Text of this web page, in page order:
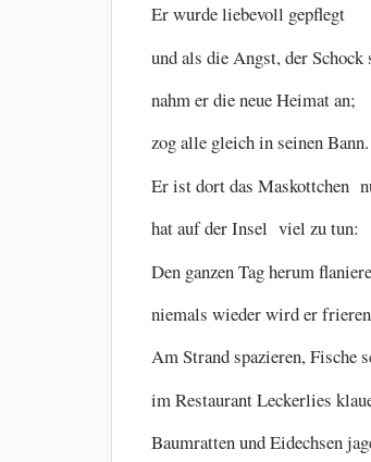
Er wurde liebevoll gepflegt
und als die Angst, der Schock
nahm er die neue Heimat an;
zog alle gleich in seinen Bann.
Er ist dort das Maskottchen
hat auf der Insel viel zu tun:
Den ganzen Tag herum
niemals wieder wird er
Am Strand spazieren, Fische
im Restaurant Leckerlies
Baumratten und Eidechsen